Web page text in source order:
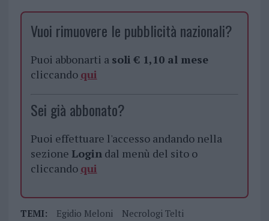
Vuoi rimuovere le pubblicità nazionali?
Puoi abbonarti a soli € 1,10 al mese
cliccando qui
Sei già abbonato?
Puoi effettuare l'accesso andando nella
sezione Logindal menù del sito o
cliccando qui
TEMI: Egidio Meloni Necrologi Telti